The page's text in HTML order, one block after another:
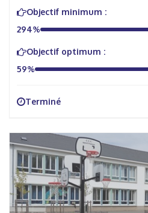
Objectif minimum :
294%
Objectif optimum :
59%
Terminé